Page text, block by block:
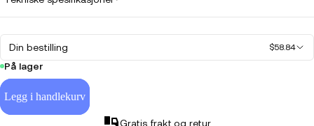
Din bestilling $58.84
På lager
Legg i handlekurv
Gratis frakt og retur